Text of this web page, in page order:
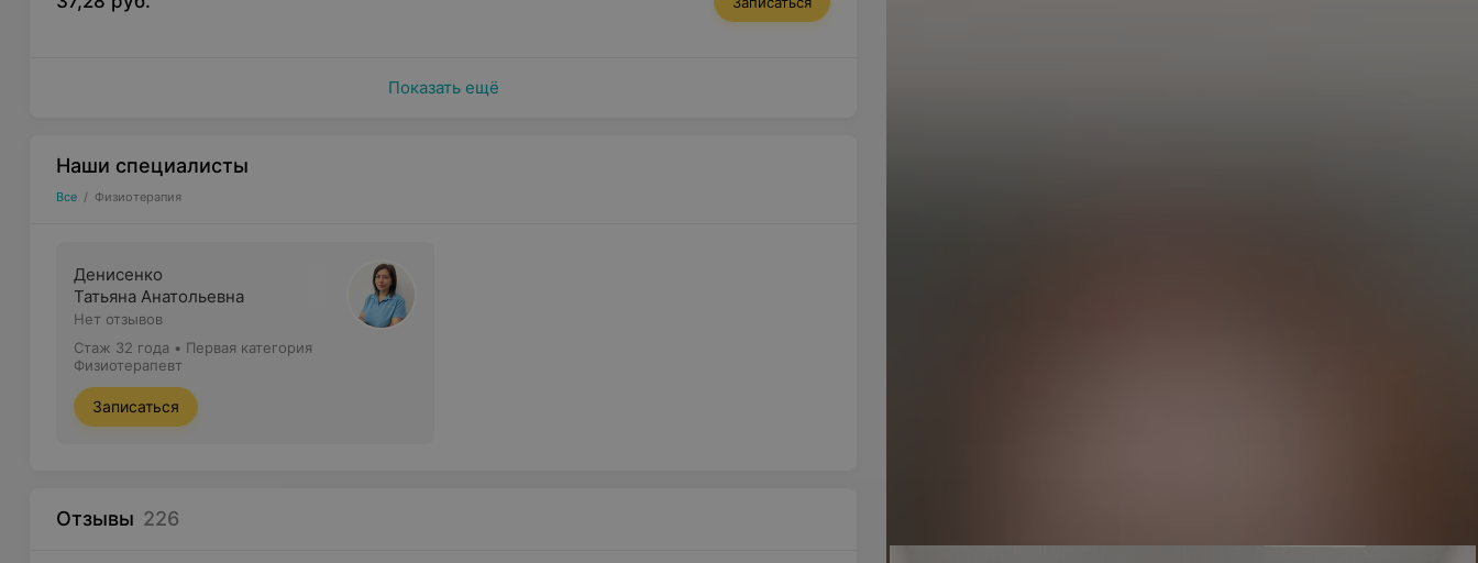
Показать ещё
Наши специалисты
Все / Физиотерапия
Денисенко
Татьяна Анатольевна
Нет отзывов
Стаж 32 года • Первая категория
Физиотерапевт
Записаться
Отзывы 226